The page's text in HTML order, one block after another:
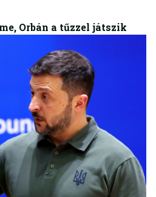
Orbán a tűzzel játszik